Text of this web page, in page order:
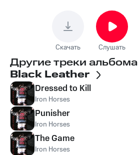
Скачать Слушать
Другие треки альбома
Black Leather
Dressed to Kill
Iron Horses
Punisher
Iron Horses
The Game
Iron Horses